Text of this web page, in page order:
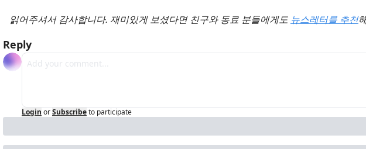
읽어주셔서 감사합니다. 재미있게 보셨다면 친구와 동료 분들에게도 뉴스레터를 추천
Reply
Login orSubscribeto participate